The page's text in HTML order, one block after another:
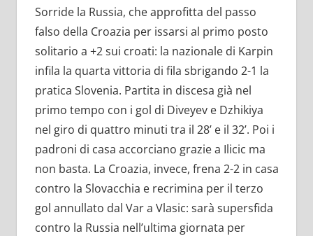
Sorride la Russia, che approfitta del passo
falso della Croazia per issarsi al primo posto
solitario a +2 sui croati: la nazionale di Karpin
infila la quarta vittoria di fila sbrigando 2-1 la
pratica Slovenia. Partita in discesa già nel
primo tempo con i gol di Diveyev e Dzhikiya
nel giro di quattro minuti tra il 28’ e il 32’. Poi i
padroni di casa accorciano grazie a Ilicic ma
non basta. La Croazia, invece, frena 2-2 in casa
contro la Slovacchia e recrimina per il terzo
gol annullato dal Var a Vlasic: sarà supersfida
contro la Russia nell’ultima giornata per